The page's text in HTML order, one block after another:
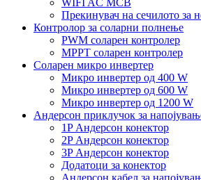
Прекинувач на сечилото за
Контролор за соларни полнење
PWM соларен контролер
MPPT соларен контролер
Соларен микро инвертер
Микро инвертер од 400 W
Микро инвертер од 600 W
Микро инвертер од 1200 W
Андерсон приклучок за
1P Андерсон конектор
2P Андерсон конектор
3P Андерсон конектор
Додатоци за конектор
Андерсон кабел за